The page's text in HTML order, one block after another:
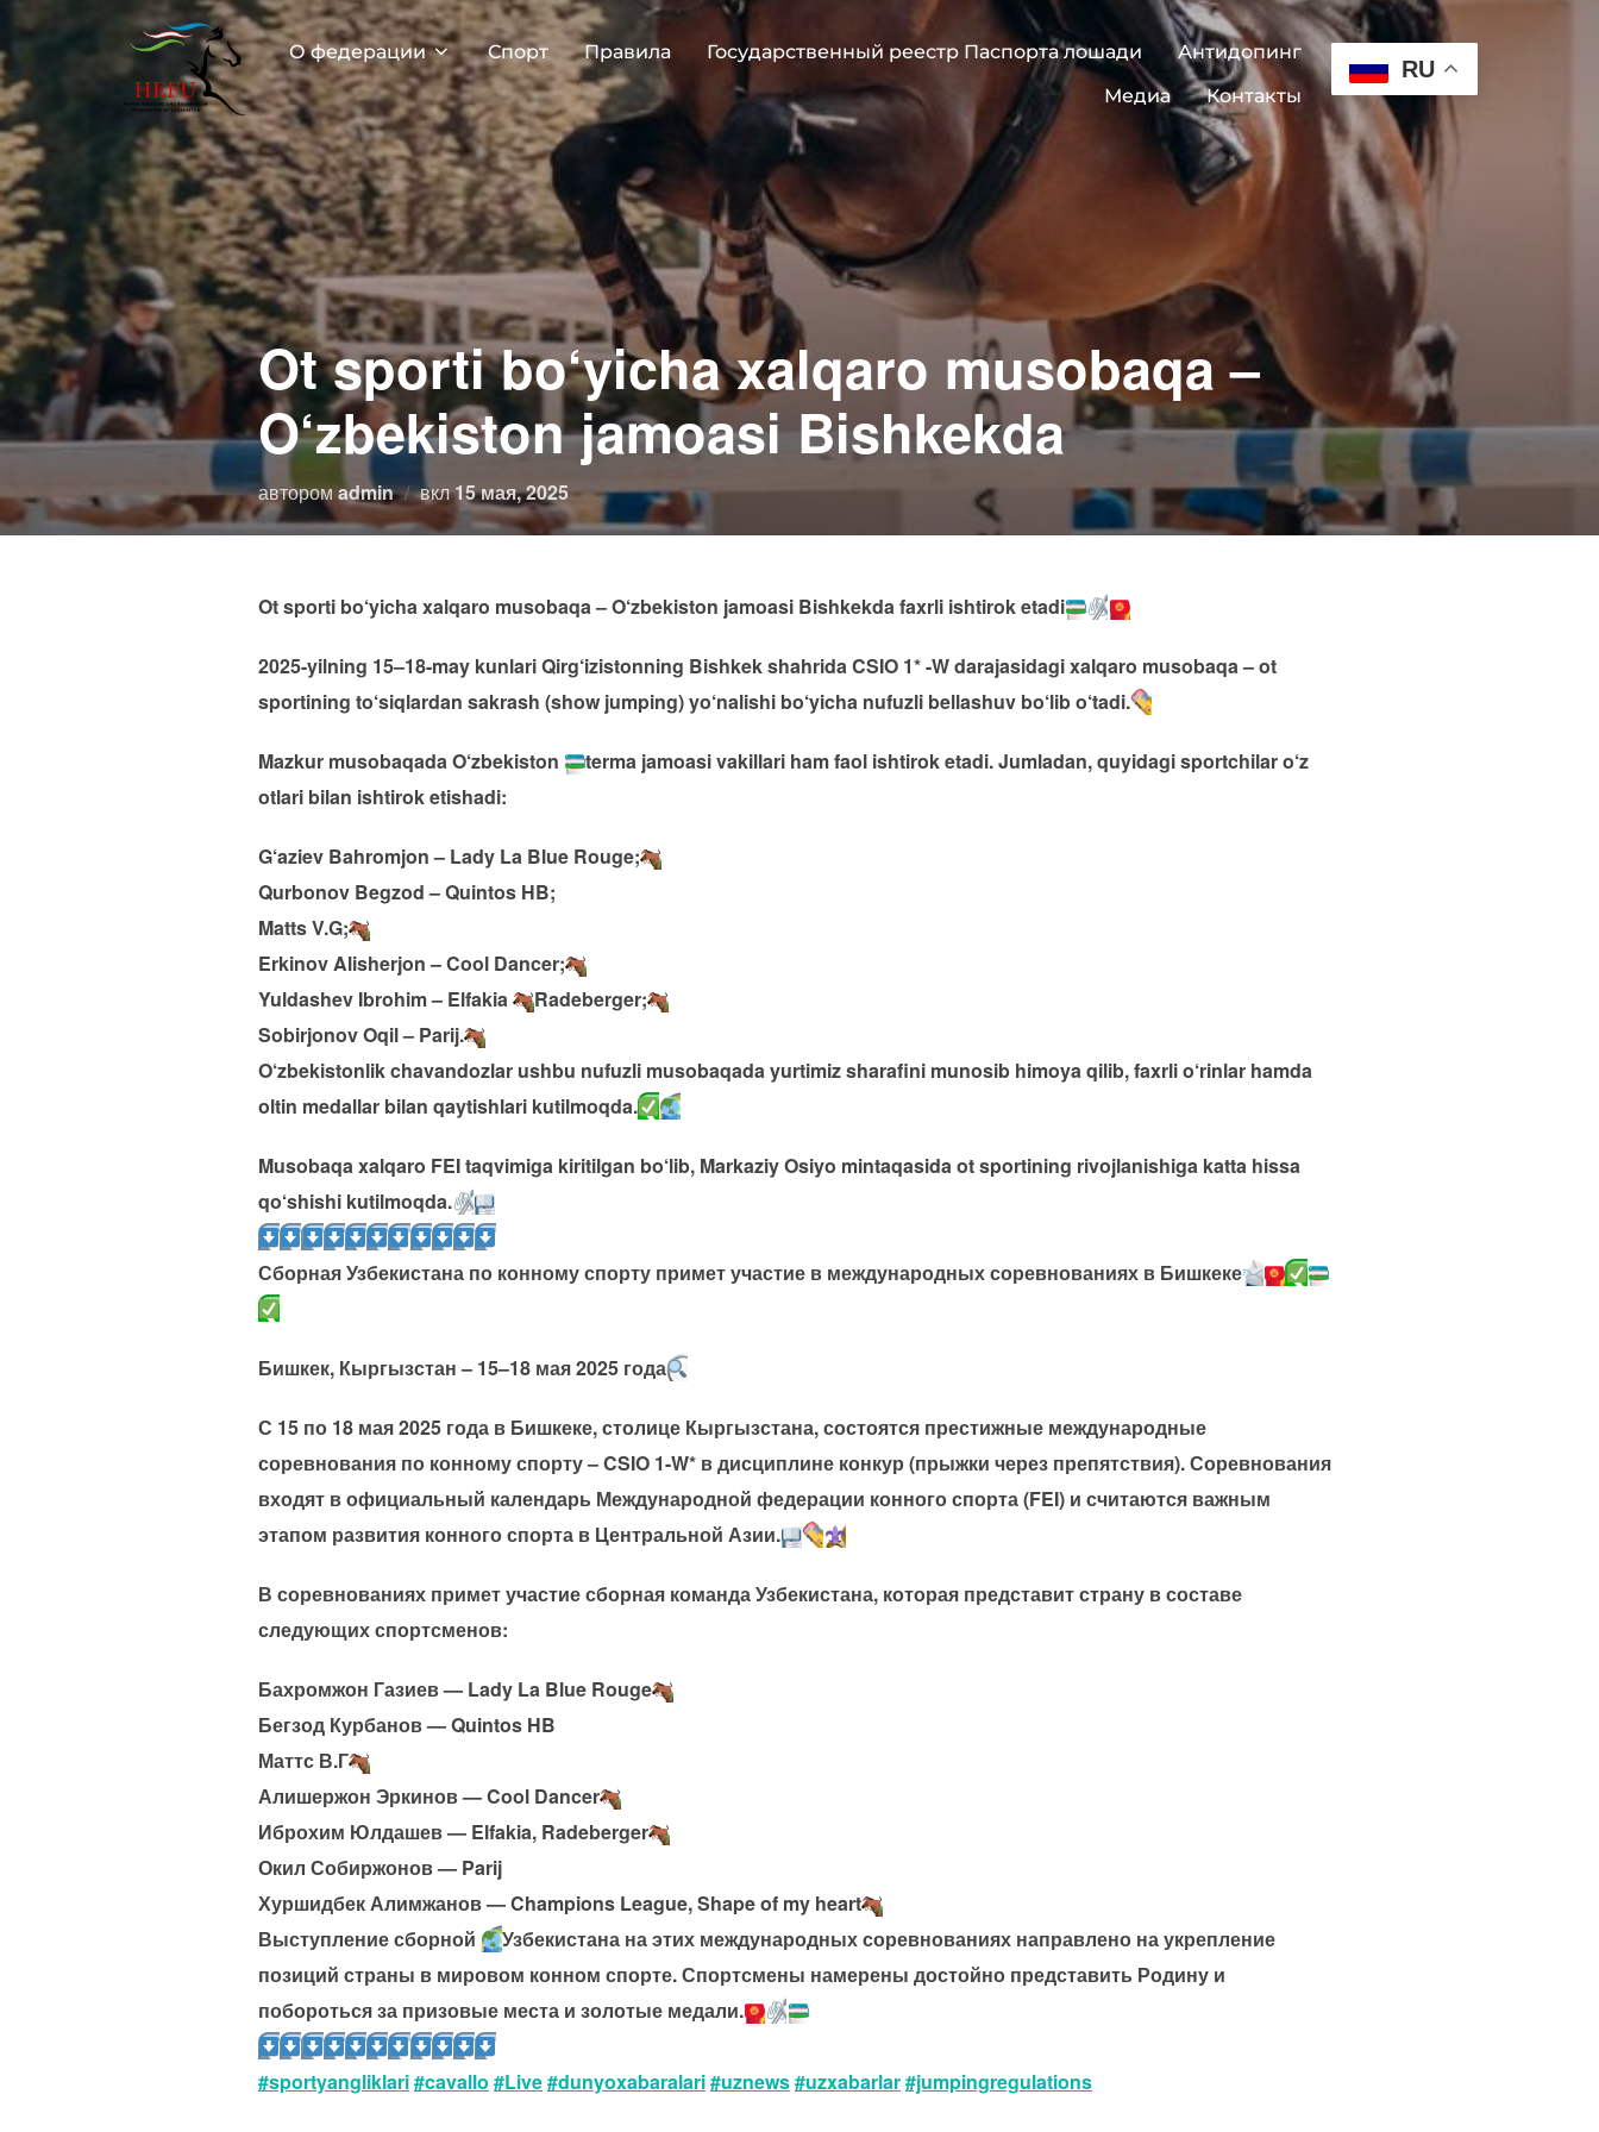
к
содержимому
О федерации Спорт Правила Государственный реестр Паспорта лошади
Антидопинг
Медиа
Контакты
RU
Ot sporti bo‘yicha xalqaro musobaqa –
O‘zbekiston jamoasi Bishkekda
авторомadmin вклОпубликовано
15 мая, 2025
Ot sporti bo‘yicha xalqaro musobaqa – O‘zbekiston jamoasi Bishkekda faxrli ishtirok etadi
2025-yilning 15–18-may kunlari Qirg‘izistonning Bishkek shahrida CSIO 1* -W darajasidagi xalqaro musobaqa – ot
sportining to‘siqlardan sakrash (show jumping) yo‘nalishi bo‘yicha nufuzli bellashuv bo‘lib o‘tadi.
Mazkur musobaqada O‘zbekiston
terma jamoasi vakillari ham faol ishtirok etadi. Jumladan, quyidagi sportchilar o‘z
otlari bilan ishtirok etishadi:
G‘aziev Bahromjon – Lady La Blue Rouge;
Qurbonov Begzod – Quintos HB;
Matts V.G;
Erkinov Alisherjon – Cool Dancer;
Yuldashev Ibrohim – Elfakia
Radeberger;
Sobirjonov Oqil – Parij.
O‘zbekistonlik chavandozlar ushbu nufuzli musobaqada yurtimiz sharafini munosib himoya qilib, faxrli o‘rinlar hamda
oltin medallar bilan qaytishlari kutilmoqda.
Musobaqa xalqaro FEI taqvimiga kiritilgan bo‘lib, Markaziy Osiyo mintaqasida ot sportining rivojlanishiga katta hissa
qo‘shishi kutilmoqda.
Сборная Узбекистана по конному спорту примет участие в международных соревнованиях в Бишкеке
Бишкек, Кыргызстан – 15–18 мая 2025 года
С 15 по 18 мая 2025 года в Бишкеке, столице Кыргызстана, состоятся престижные международные
соревнования по конному спорту – CSIO 1-W* в дисциплине конкур (прыжки через препятствия). Соревнования
входят в официальный календарь Международной федерации конного спорта (FEI) и считаются важным
этапом развития конного спорта в Центральной Азии.
В соревнованиях примет участие сборная команда Узбекистана, которая представит страну в составе
следующих спортсменов:
Бахромжон Газиев — Lady La Blue Rouge
Бегзод Курбанов — Quintos HB
Маттс В.Г
Алишержон Эркинов — Cool Dancer
Иброхим Юлдашев — Elfakia, Radeberger
Окил Собиржонов — Parij
Хуршидбек Алимжанов — Champions League, Shape of my heart
Выступление сборной
Узбекистана на этих международных соревнованиях направлено на укрепление
позиций страны в мировом конном спорте. Спортсмены намерены достойно представить Родину и
побороться за призовые места и золотые медали.
#sportyangliklari#cavallo #Live#dunyoxabaralari#uznews#uzxabarlar#jumpingregulations